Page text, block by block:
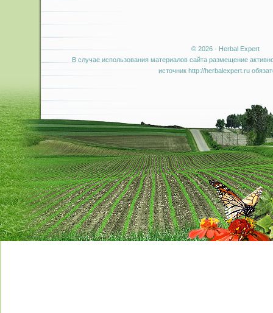
© 2026 - Herbal Expert
В случае использования материалов сайта размещение
источник http://herbalexpert.ru